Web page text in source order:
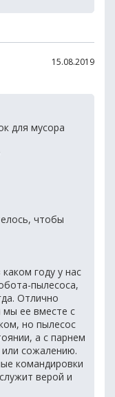
15.08.2019
для мусора
чтобы
году у нас
пылесоса,
Отлично
мы ее вместе с
но пылесос
а с парнем
сожалению.
командировки
верой и